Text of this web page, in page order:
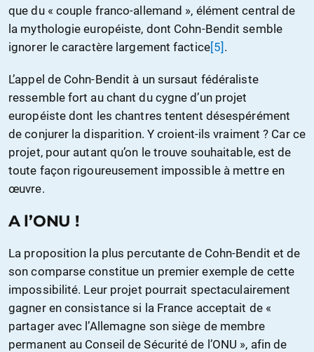
que du « couple franco-allemand », élément central de
la mythologie européiste, dont Cohn-Bendit semble
ignorer le caractère largement factice[5] .
L’appel de Cohn-Bendit à un sursaut fédéraliste
ressemble fort au chant du cygne d’un projet
européiste dont les chantres tentent désespérément
de conjurer la disparition. Y croient-ils vraiment ? Car ce
projet, pour autant qu’on le trouve souhaitable, est de
toute façon rigoureusement impossible à mettre en
œuvre.
A l’ONU !
La proposition la plus percutante de Cohn-Bendit et de
son comparse constitue un premier exemple de cette
impossibilité. Leur projet pourrait spectaculairement
gagner en consistance si la France acceptait de «
partager avec l’Allemagne son siège de membre
permanent au Conseil de Sécurité de l’ONU », afin de